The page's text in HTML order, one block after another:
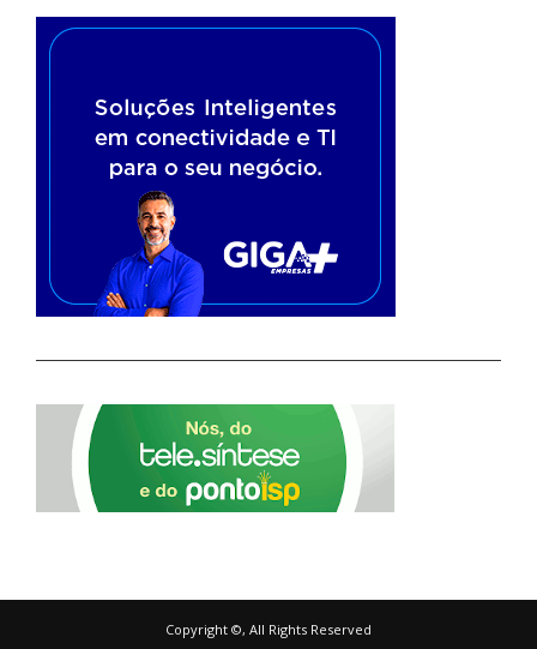
Copyright ©, All Rights Reserved